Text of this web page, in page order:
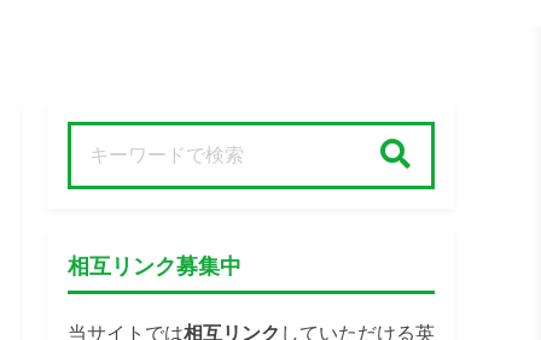
相互リンク募集中
当サイトでは相互リンク していただける英